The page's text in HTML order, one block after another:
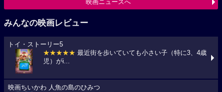
映画ニュースへ
みんなの映画レビュー
トイ・ストーリー5
★★★★★ 最近街を歩いていても小さい子（特に3、4歳
児）がi...
映画ちいかわ 人魚の島のひみつ